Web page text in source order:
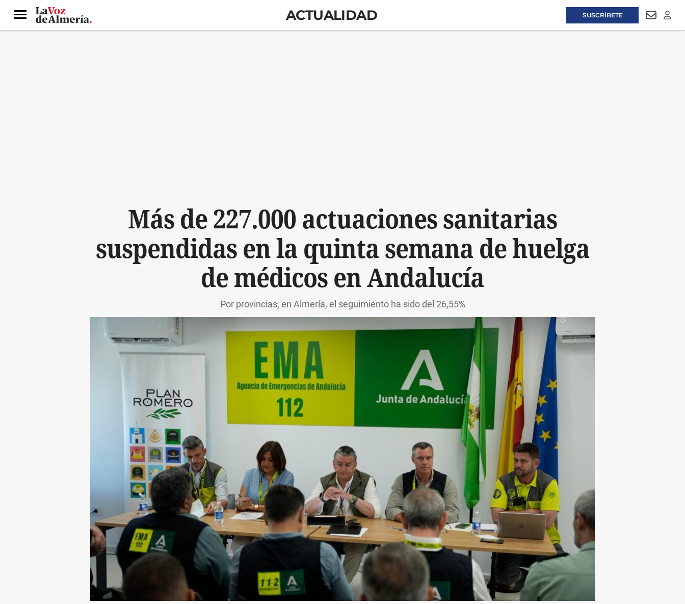
SUSCRÍBETE
Menú ACTUALIDAD
Más de 227.000 actuaciones sanitarias
suspendidas en la quinta semana de huelga
de médicos en Andalucía
Por provincias, en Almería, el seguimiento ha sido del 26,55%